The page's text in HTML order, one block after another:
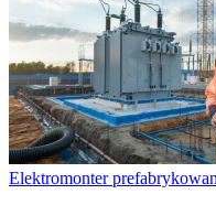
Elektromonter